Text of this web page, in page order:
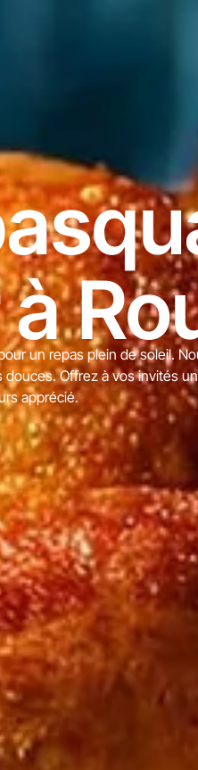
un repas plein de soleil.
Offrez à vos invités
apprécié.